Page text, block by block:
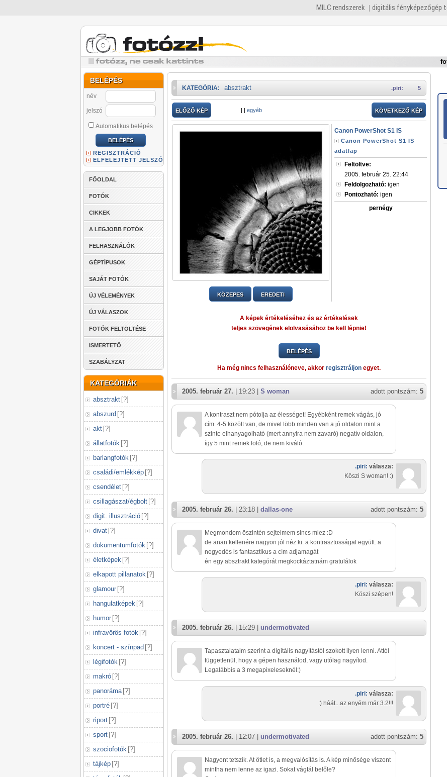
MILC rendszerek digitális fényképezőgép
BELÉPÉS
név
jelszó
Automatikus belépés
REGISZTRÁCIÓ
ELFELEJTETT JELSZÓ
FŐOLDAL
FOTÓK
CIKKEK
A LEGJOBB FOTÓK
FELHASZNÁLÓK
GÉPTÍPUSOK
SAJÁT FOTÓK
ÚJ VÉLEMÉNYEK
ÚJ VÁLASZOK
FOTÓK FELTÖLTÉSE
ISMERTETŐ
SZABÁLYZAT
KATEGÓRIÁK
absztrakt [?]
abszurd [?]
akt [?]
állatfotók [?]
barlangfotók [?]
családi/emlékkép [?]
csendélet [?]
csillagászat/égbolt [?]
digit. illusztráció [?]
divat [?]
dokumentumfotók [?]
életképek [?]
elkapott pillanatok [?]
glamour [?]
hangulatképek [?]
humor [?]
infravörös fotók [?]
koncert - színpad [?]
légifotók [?]
makró [?]
panoráma [?]
portré [?]
riport [?]
sport [?]
szociofotók [?]
tájkép [?]
5
.piri:
KATEGÓRIA: absztrakt
ELŐZŐ KÉP | | egyéb KÖVETKEZŐ KÉP
KÖZEPES EREDETI
Canon PowerShot S1 IS
Canon PowerShot S1 IS
adatlap
Feltöltve:
2005. február 25. 22:44
Feldolgozható: igen
Pontozható: igen
pernégy
A képek értékeléséhez és az értékelések
teljes szövegének elolvasásához be kell lépnie!
BELÉPÉS
Ha még nincs felhasználóneve, akkor regisztráljon egyet.
adott pontszám: 5
2005. február 27. | 19:23 | S woman
A kontraszt nem pótolja az élességet! Egyébként remek vágás, jó
cím. 4-5 között van, de mivel több minden van a jó oldalon mint a
szinte elhanyagolható (mert annyira nem zavaró) negatív oldalon,
így 5 mint remek fotó, de nem kiváló.
.piri: válasza:
Köszi S woman! :)
adott pontszám: 5
2005. február 26. | 23:18 | dallas-one
Megmondom öszintén sejtelmem sincs miez :D
de anan kellenére nagyon jól néz ki. a kontrasztosságal együtt. a
negyedés is fantasztikus a cím adjamagát
én egy absztrakt kategórát megkockáztatnám gratulálok
.piri: válasza:
Köszi szépen!
2005. február 26. | 15:29 | undermotivated
Tapasztalataim szerint a digitális nagyítástól szokott ilyen lenni. Attól
függetlenül, hogy a gépen használod, vagy utólag nagyítod.
Legalábbis a 3 megapixeleseknél:)
.piri: válasza:
:) háát...az enyém már 3.2!!!
adott pontszám: 5
2005. február 26. | 12:07 | undermotivated
Nagyont tetszik. At ötlet is, a megvalósítás is. A kép minősége viszont
mintha nem lenne az igazi. Sokat vágtál belőle?